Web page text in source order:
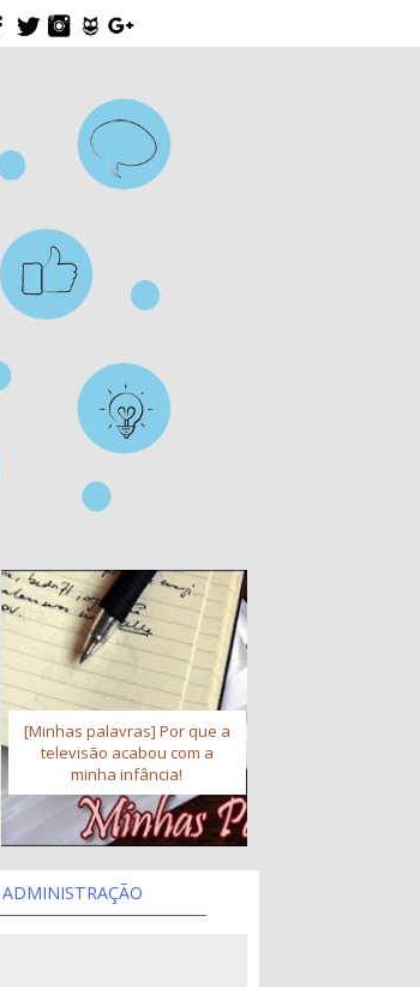
[Minhas palavras] Por que a
televisão acabou com a
minha infância!
ADMINISTRAÇÃO